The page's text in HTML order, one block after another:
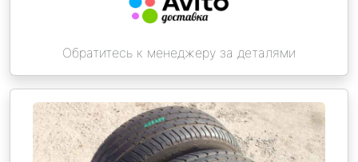
Обратитесь к менеджеру за деталями